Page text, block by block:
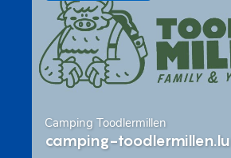
Camping Toodlermillen
camping-toodlermillen.lu